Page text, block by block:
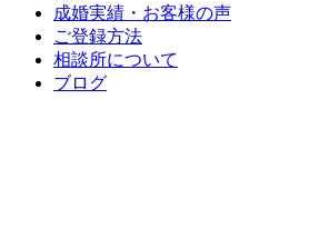
成婚実績・お客様の声
ご登録方法
相談所について
ブログ